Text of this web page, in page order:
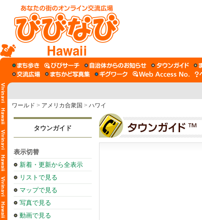
Hawaii
ワールド > アメリカ合衆国 > ハワイ
タウンガイド
表示切替
新着・更新から全表示
リストで見る
マップで見る
写真で見る
動画で見る